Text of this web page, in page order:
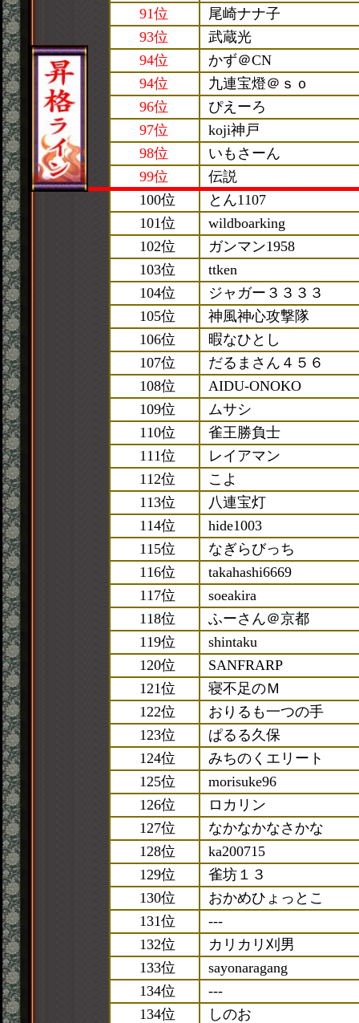
91位
尾崎ナナ子
93位
武蔵光
94位
かず＠CN
94位
九連宝燈＠ｓｏ
96位
ぴえーろ
97位
koji神戸
98位
いもさーん
99位
伝説
100位
とん1107
101位
wildboarking
102位
ガンマン1958
103位
ttken
104位
ジャガー３３３３
105位
神風神心攻撃隊
106位
暇なひとし
107位
だるまさん４５６
108位
AIDU-ONOKO
109位
ムサシ
110位
雀王勝負士
111位
レイアマン
112位
こよ
113位
八連宝灯
114位
hide1003
115位
なぎらびっち
116位
takahashi6669
117位
soeakira
118位
ふーさん＠京都
119位
shintaku
120位
SANFRARP
121位
寝不足のＭ
122位
おりるも一つの手
123位
ぱるる久保
124位
みちのくエリート
125位
morisuke96
126位
ロカリン
127位
なかなかなさかな
128位
ka200715
129位
雀坊１３
130位
おかめひょっとこ
131位
---
132位
カリカリ刈男
133位
sayonaragang
134位
---
134位
しのお